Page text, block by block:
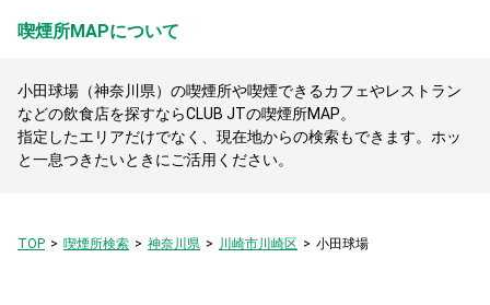
喫煙所MAPについて
小田球場（神奈川県）の喫煙所や喫煙できるカフェやレストラン
などの飲食店を探すならCLUB JTの喫煙所MAP。
指定したエリアだけでなく、現在地からの検索もできます。ホッ
と一息つきたいときにご活用ください。
TOP 喫煙所検索 神奈川県 川崎市川崎区 小田球場